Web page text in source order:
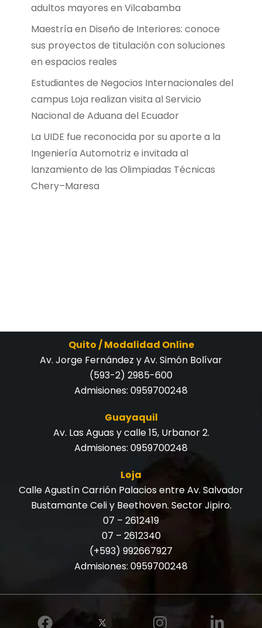
adultos mayores en Vilcabamba
Maestría en Diseño de Interiores: conoce
sus proyectos de titulación con soluciones
en espacios reales
Estudiantes de Negocios Internacionales del
campus Loja realizan visita al Servicio
Nacional de Aduana del Ecuador
La UIDE fue reconocida por su aporte a la
Ingeniería Automotriz e invitada al
lanzamiento de las Olimpiadas Técnicas
Chery–Maresa
Quito / Modalidad Online
Av. Jorge Fernández y Av. Simón Bolívar
(593-2) 2985-600
Admisiones: 0959700248
Guayaquil
Av. Las Aguas y calle 15, Urbanor 2.
Admisiones: 0959700248
Loja
Calle Agustín Carrión Palacios entre Av. Salvador
Bustamante Celi y Beethoven. Sector Jipiro.
07 – 2612419
07 – 2612340
(+593) 992667927
Admisiones: 0959700248